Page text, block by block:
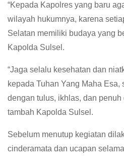
“Kepada Kapolres yang baru
wilayah hukumnya, karena
Selatan memiliki budaya yang
Kapolda Sulsel.
“Jaga selalu kesehatan dan
kepada Tuhan Yang Maha
dengan tulus, ikhlas, dan penuh
tambah Kapolda Sulsel.
Sebelum menutup kegiatan
cinderamata dan ucapan